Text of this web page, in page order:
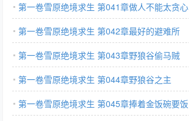
第一卷雪原绝境求生 第041章做人不能太贪心
第一卷雪原绝境求生 第042章最好的避难所
第一卷雪原绝境求生 第043章野狼谷偷马贼
第一卷雪原绝境求生 第044章野狼谷之主
第一卷雪原绝境求生 第045章捧着金饭碗要饭